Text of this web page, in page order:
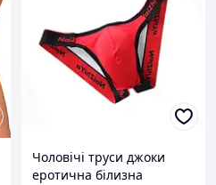
Чоловічі труси джоки
еротична білизна